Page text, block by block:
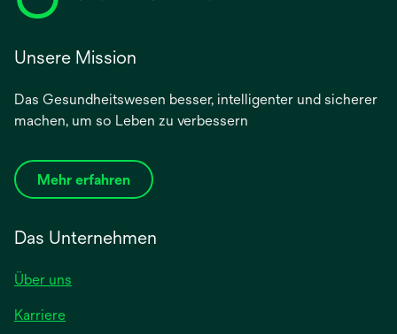
Unsere Mission
Das Gesundheitswesen besser, intelligenter und sicherer
machen, um so Leben zu verbessern
Mehr erfahren
Das Unternehmen
Über uns
Karriere